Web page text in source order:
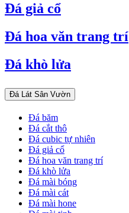
Đá giả cổ
Đá hoa văn trang trí
Đá khò lửa
Đá Lát Sân Vườn
Đá băm
Đá cắt thô
Đá cubic tự nhiên
Đá giả cổ
Đá hoa văn trang trí
Đá khò lửa
Đá mài bóng
Đá mài cát
Đá mài hone